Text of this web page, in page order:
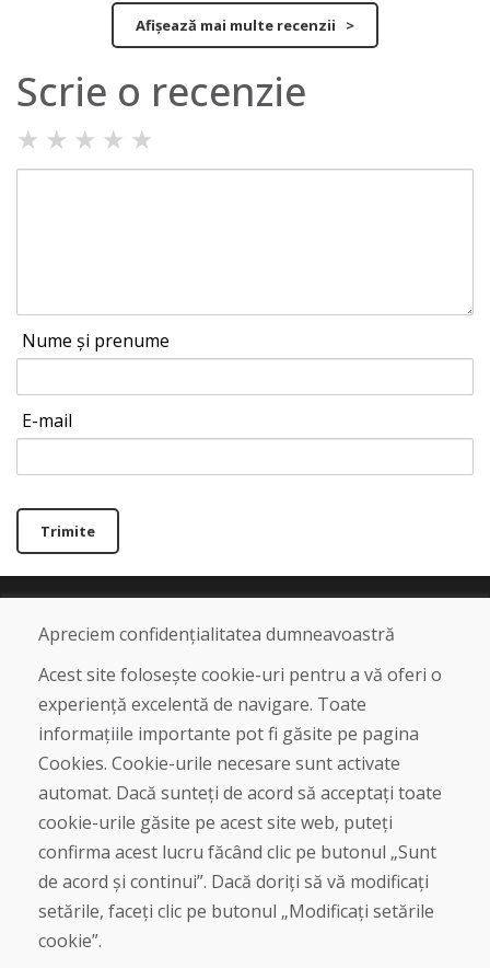
Afișează mai multe recenzii >
Scrie o recenzie
★ ★ ★ ★ ★
Nume și prenume
E-mail
Trimite
Linia de asistență
info@domivosport.ro
Despre noi
Blog
Despre noi
Magazin
Contact
Cumpărare
Magazin online
Apreciem confidențialitatea dumneavoastră
Acest site folosește cookie-uri pentru a vă oferi o
experiență excelentă de navigare. Toate
informațiile importante pot fi găsite pe pagina
Cookies. Cookie-urile necesare sunt activate
automat. Dacă sunteți de acord să acceptați toate
cookie-urile găsite pe acest site web, puteți
confirma acest lucru făcând clic pe butonul „Sunt
de acord și continui”. Dacă doriți să vă modificați
setările, faceți clic pe butonul „Modificați setările
cookie”.